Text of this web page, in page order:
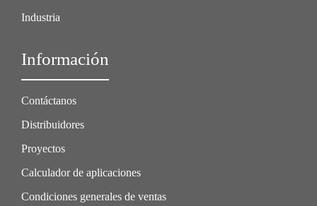
Industria
Información
Contáctanos
Distribuidores
Proyectos
Calculador de aplicaciones
Condiciones generales de ventas